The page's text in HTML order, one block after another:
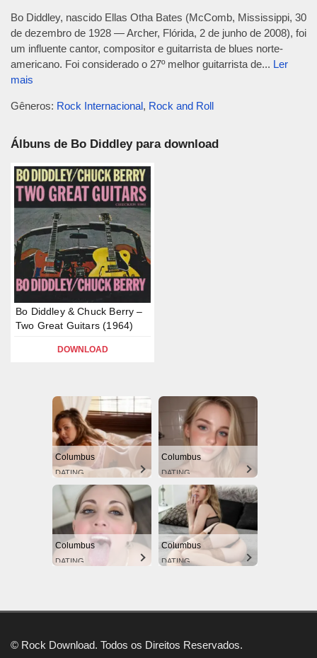
Bo Diddley, nascido Ellas Otha Bates (McComb, Mississippi, 30
de dezembro de 1928 — Archer, Flórida, 2 de junho de 2008), foi
um influente cantor, compositor e guitarrista de blues norte-
americano. Foi considerado o 27º melhor guitarrista de... Ler
mais
Gêneros: Rock Internacional, Rock and Roll
Álbuns de Bo Diddley para download
Bo Diddley & Chuck Berry –
Two Great Guitars (1964)
DOWNLOAD
Columbus
DATING
Columbus
DATING
Columbus
DATING
Columbus
DATING
© Rock Download. Todos os Direitos Reservados.